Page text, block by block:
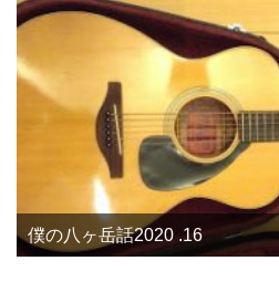
僕の八ヶ岳話2020 .16